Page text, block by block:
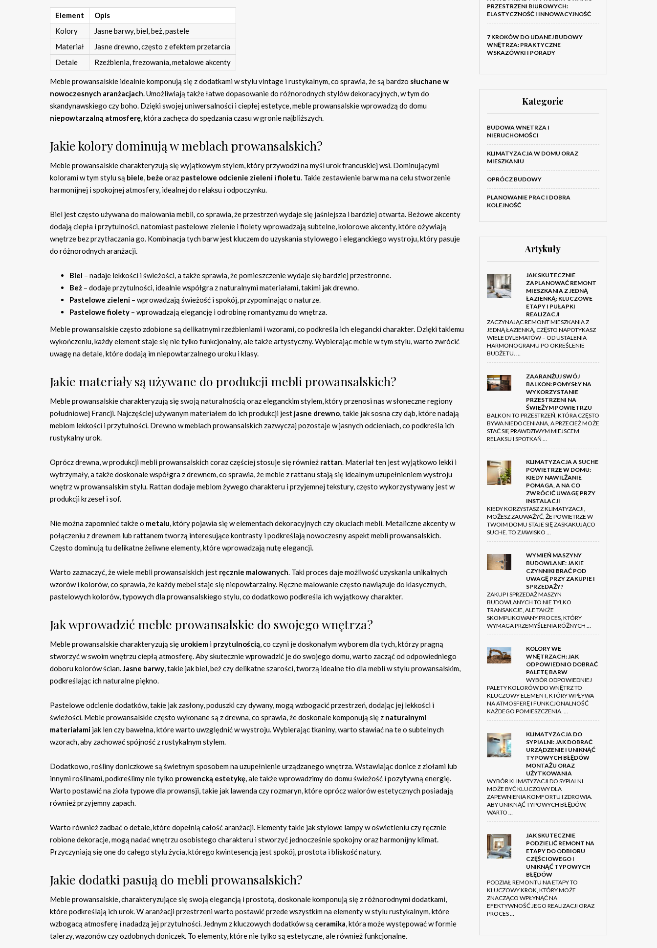
Element
Opis
Kolory
Jasne barwy, biel, beż, pastele
Materiał
Jasne drewno, często z efektem przetarcia
Detale
Rzeźbienia, frezowania, metalowe akcenty
Meble prowansalskie idealnie komponują się z dodatkami w stylu vintage i rustykalnym, co sprawia, że są bardzo słuchane w
nowoczesnych aranżacjach. Umożliwiają także łatwe dopasowanie do różnorodnych stylów dekoracyjnych, w tym do
skandynawskiego czy boho. Dzięki swojej uniwersalności i ciepłej estetyce, meble prowansalskie wprowadzą do domu
niepowtarzalną atmosferę, która zachęca do spędzania czasu w gronie najbliższych.
Jakie kolory dominują w meblach prowansalskich?
Meble prowansalskie charakteryzują się wyjątkowym stylem, który przywodzi na myśl urok francuskiej wsi. Dominującymi
kolorami w tym stylu są biele, beże oraz pastelowe odcienie zieleni ifioletu. Takie zestawienie barw ma na celu stworzenie
harmonijnej i spokojnej atmosfery, idealnej do relaksu i odpoczynku.
Biel jest często używana do malowania mebli, co sprawia, że przestrzeń wydaje się jaśniejsza i bardziej otwarta. Beżowe akcenty
dodają ciepła i przytulności, natomiast pastelowe zielenie i fiolety wprowadzają subtelne, kolorowe akcenty, które ożywiają
wnętrze bez przytłaczania go. Kombinacja tych barw jest kluczem do uzyskania stylowego i eleganckiego wystroju, który pasuje
do różnorodnych aranżacji.
Biel – nadaje lekkości i świeżości, a także sprawia, że pomieszczenie wydaje się bardziej przestronne.
Beż – dodaje przytulności, idealnie współgra z naturalnymi materiałami, takimi jak drewno.
Pastelowe zieleni – wprowadzają świeżość i spokój, przypominając o naturze.
Pastelowe fiolety – wprowadzają elegancję i odrobinę romantyzmu do wnętrza.
Meble prowansalskie często zdobione są delikatnymi rzeźbieniami i wzorami, co podkreśla ich elegancki charakter. Dzięki takiemu
wykończeniu, każdy element staje się nie tylko funkcjonalny, ale także artystyczny. Wybierając meble w tym stylu, warto zwrócić
uwagę na detale, które dodają im niepowtarzalnego uroku i klasy.
Jakie materiały są używane do produkcji mebli prowansalskich?
Meble prowansalskie charakteryzują się swoją naturalnością oraz eleganckim stylem, który przenosi nas w słoneczne regiony
południowej Francji. Najczęściej używanym materiałem do ich produkcji jest jasne drewno, takie jak sosna czy dąb, które nadają
meblom lekkości i przytulności. Drewno w meblach prowansalskich zazwyczaj pozostaje w jasnych odcieniach, co podkreśla ich
rustykalny urok.
Oprócz drewna, w produkcji mebli prowansalskich coraz częściej stosuje się również rattan. Materiał ten jest wyjątkowo lekki i
wytrzymały, a także doskonale współgra z drewnem, co sprawia, że meble z rattanu stają się idealnym uzupełnieniem wystroju
wnętrz w prowansalskim stylu. Rattan dodaje meblom żywego charakteru i przyjemnej tekstury, często wykorzystywany jest w
produkcji krzeseł i sof.
Nie można zapomnieć także o metalu, który pojawia się w elementach dekoracyjnych czy okuciach mebli. Metaliczne akcenty w
połączeniu z drewnem lub rattanem tworzą interesujące kontrasty i podkreślają nowoczesny aspekt mebli prowansalskich.
Często dominują tu delikatne żeliwne elementy, które wprowadzają nutę elegancji.
Warto zaznaczyć, że wiele mebli prowansalskich jest ręcznie malowanych. Taki proces daje możliwość uzyskania unikalnych
wzorów i kolorów, co sprawia, że każdy mebel staje się niepowtarzalny. Ręczne malowanie często nawiązuje do klasycznych,
pastelowych kolorów, typowych dla prowansalskiego stylu, co dodatkowo podkreśla ich wyjątkowy charakter.
Jak wprowadzić meble prowansalskie do swojego wnętrza?
Meble prowansalskie charakteryzują się urokiem i przytulnością, co czyni je doskonałym wyborem dla tych, którzy pragną
stworzyć w swoim wnętrzu ciepłą atmosferę. Aby skutecznie wprowadzić je do swojego domu, warto zacząć od odpowiedniego
doboru kolorów ścian.Jasne barwy, takie jak biel, beż czy delikatne szarości, tworzą idealne tło dla mebli w stylu prowansalskim,
podkreślając ich naturalne piękno.
Pastelowe odcienie dodatków, takie jak zasłony, poduszki czy dywany, mogą wzbogacić przestrzeń, dodając jej lekkości i
świeżości. Meble prowansalskie często wykonane są z drewna, co sprawia, że doskonale komponują się z naturalnymi
materiałami jak len czy bawełna, które warto uwzględnić w wystroju. Wybierając tkaniny, warto stawiać na te o subtelnych
wzorach, aby zachować spójność z rustykalnym stylem.
Dodatkowo, rośliny doniczkowe są świetnym sposobem na uzupełnienie urządzanego wnętrza. Wstawiając donice z ziołami lub
innymi roślinami, podkreślimy nie tylko prowencką estetykę, ale także wprowadzimy do domu świeżość i pozytywną energię.
Warto postawić na zioła typowe dla prowansji, takie jak lawenda czy rozmaryn, które oprócz walorów estetycznych posiadają
również przyjemny zapach.
Warto również zadbać o detale, które dopełnią całość aranżacji. Elementy takie jak stylowe lampy w oświetleniu czy ręcznie
robione dekoracje, mogą nadać wnętrzu osobistego charakteru i stworzyć jednocześnie spokojny oraz harmonijny klimat.
Przyczyniają się one do całego stylu życia, którego kwintesencją jest spokój, prostota i bliskość natury.
Jakie dodatki pasują do mebli prowansalskich?
Meble prowansalskie, charakteryzujące się swoją elegancją i prostotą, doskonale komponują się z różnorodnymi dodatkami,
które podkreślają ich urok. W aranżacji przestrzeni warto postawić przede wszystkim na elementy w stylu rustykalnym, które
wzbogacą atmosferę i nadadzą jej przytulności. Jednym z kluczowych dodatków są ceramika, która może występować w formie
talerzy, wazonów czy ozdobnych doniczek. To elementy, które nie tylko są estetyczne, ale również funkcjonalne.
PRZESTRZENI BIUROWYCH:
ELASTYCZNOŚĆ I INNOWACYJNOŚĆ
7 KROKÓW DO UDANEJ BUDOWY
WNĘTRZA: PRAKTYCZNE
WSKAZÓWKI I PORADY
Kategorie
BUDOWA WNETRZA I
NIERUCHOMOŚCI
KLIMATYZACJA W DOMU ORAZ
MIESZKANIU
OPRÓCZ BUDOWY
PLANOWANIE PRAC I DOBRA
KOLEJNOŚĆ
Artykuły
JAK SKUTECZNIE
ZAPLANOWAĆ REMONT
MIESZKANIA Z JEDNĄ
ŁAZIENKĄ: KLUCZOWE
ETAPY I PUŁAPKI
REALIZACJI
ZACZYNAJĄC REMONT MIESZKANIA Z
JEDNĄ ŁAZIENKĄ, CZĘSTO NAPOTYKASZ
WIELE DYLEMATÓW – OD USTALENIA
HARMONOGRAMU PO OKREŚLENIE
BUDŻETU. …
ZAARANŻUJ SWÓJ
BALKON: POMYSŁY NA
WYKORZYSTANIE
PRZESTRZENI NA
ŚWIEŻYM POWIETRZU
BALKON TO PRZESTRZEŃ, KTÓRA CZĘSTO
BYWA NIEDOCENIANA, A PRZECIEŻ MOŻE
STAĆ SIĘ PRAWDZIWYM MIEJSCEM
RELAKSU I SPOTKAŃ …
KLIMATYZACJA A SUCHE
POWIETRZE W DOMU:
KIEDY NAWILŻANIE
POMAGA, A NA CO
ZWRÓCIĆ UWAGĘ PRZY
INSTALACJI
KIEDY KORZYSTASZ Z KLIMATYZACJI,
MOŻESZ ZAUWAŻYĆ, ŻE POWIETRZE W
TWOIM DOMU STAJE SIĘ ZASKAKUJĄCO
SUCHE. TO ZJAWISKO …
WYMIEŃ MASZYNY
BUDOWLANE: JAKIE
CZYNNIKI BRAĆ POD
UWAGĘ PRZY ZAKUPIE I
SPRZEDAŻY?
ZAKUP I SPRZEDAŻ MASZYN
BUDOWLANYCH TO NIE TYLKO
TRANSAKCJE, ALE TAKŻE
SKOMPLIKOWANY PROCES, KTÓRY
WYMAGA PRZEMYŚLENIA RÓŻNYCH …
KOLORY WE
WNĘTRZACH: JAK
ODPOWIEDNIO DOBRAĆ
PALETĘ BARW
WYBÓR ODPOWIEDNIEJ
PALETY KOLORÓW DO WNĘTRZ TO
KLUCZOWY ELEMENT, KTÓRY WPŁYWA
NA ATMOSFERĘ I FUNKCJONALNOŚĆ
KAŻDEGO POMIESZCZENIA. …
KLIMATYZACJA DO
SYPIALNI: JAK DOBRAĆ
URZĄDZENIE I UNIKNĄĆ
TYPOWYCH BŁĘDÓW
MONTAŻU ORAZ
UŻYTKOWANIA
WYBÓR KLIMATYZACJI DO SYPIALNI
MOŻE BYĆ KLUCZOWY DLA
ZAPEWNIENIA KOMFORTU I ZDROWIA.
ABY UNIKNĄĆ TYPOWYCH BŁĘDÓW,
WARTO …
JAK SKUTECZNIE
PODZIELIĆ REMONT NA
ETAPY DO ODBIORU
CZĘŚCIOWEGO I
UNIKNĄĆ TYPOWYCH
BŁĘDÓW
PODZIAŁ REMONTU NA ETAPY TO
KLUCZOWY KROK, KTÓRY MOŻE
ZNACZĄCO WPŁYNĄĆ NA
EFEKTYWNOŚĆ JEGO REALIZACJI ORAZ
PROCES …